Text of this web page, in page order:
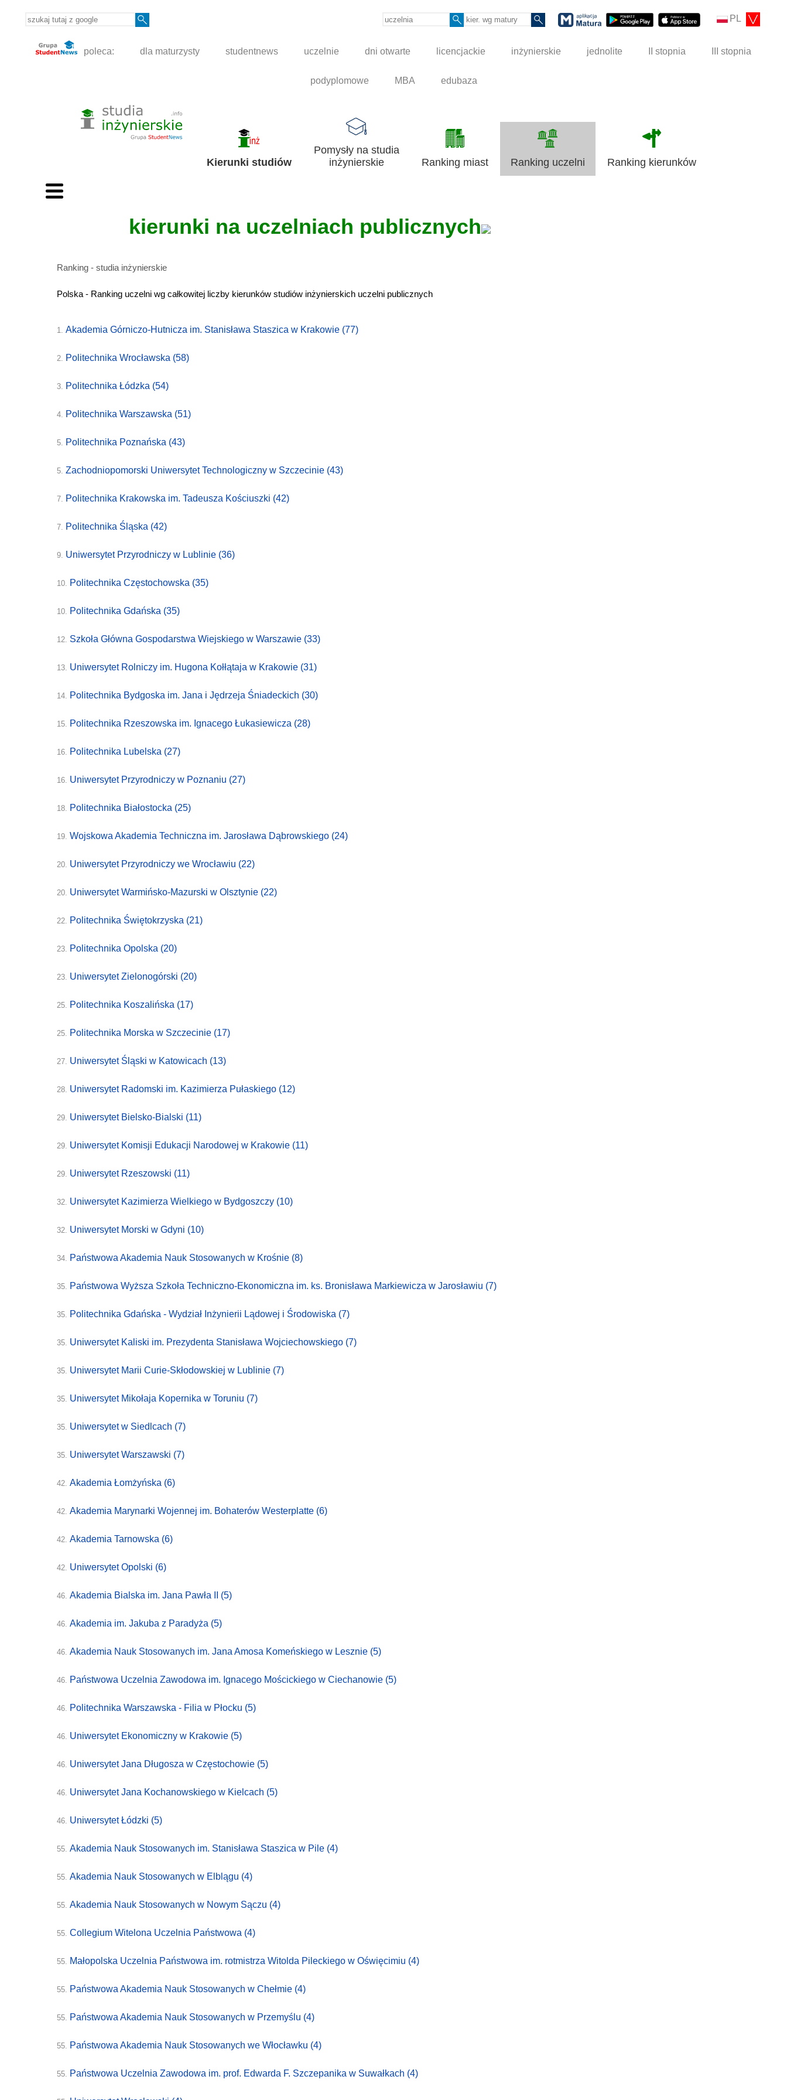
PL
poleca: dla maturzysty studentnews uczelnie dni otwarte licencjackie inżynierskie jednolite II stopnia III stopnia
podyplomowe MBA edubaza
Kierunki studiów
Pomysły na studia
inżynierskie
Ranking miast Ranking uczelni Ranking kierunków
kierunki na uczelniach publicznych
Ranking - studia inżynierskie
Polska - Ranking uczelni wg całkowitej liczby kierunków studiów inżynierskich uczelni publicznych
1. Akademia Górniczo-Hutnicza im. Stanisława Staszica w Krakowie (77)
2. Politechnika Wrocławska (58)
3. Politechnika Łódzka (54)
4. Politechnika Warszawska (51)
5. Politechnika Poznańska (43)
5. Zachodniopomorski Uniwersytet Technologiczny w Szczecinie (43)
7. Politechnika Krakowska im. Tadeusza Kościuszki (42)
7. Politechnika Śląska (42)
9. Uniwersytet Przyrodniczy w Lublinie (36)
10. Politechnika Częstochowska (35)
10. Politechnika Gdańska (35)
12. Szkoła Główna Gospodarstwa Wiejskiego w Warszawie (33)
13. Uniwersytet Rolniczy im. Hugona Kołłątaja w Krakowie (31)
14. Politechnika Bydgoska im. Jana i Jędrzeja Śniadeckich (30)
15. Politechnika Rzeszowska im. Ignacego Łukasiewicza (28)
16. Politechnika Lubelska (27)
16. Uniwersytet Przyrodniczy w Poznaniu (27)
18. Politechnika Białostocka (25)
19. Wojskowa Akademia Techniczna im. Jarosława Dąbrowskiego (24)
20. Uniwersytet Przyrodniczy we Wrocławiu (22)
20. Uniwersytet Warmińsko-Mazurski w Olsztynie (22)
22. Politechnika Świętokrzyska (21)
23. Politechnika Opolska (20)
23. Uniwersytet Zielonogórski (20)
25. Politechnika Koszalińska (17)
25. Politechnika Morska w Szczecinie (17)
27. Uniwersytet Śląski w Katowicach (13)
28. Uniwersytet Radomski im. Kazimierza Pułaskiego (12)
29. Uniwersytet Bielsko-Bialski (11)
29. Uniwersytet Komisji Edukacji Narodowej w Krakowie (11)
29. Uniwersytet Rzeszowski (11)
32. Uniwersytet Kazimierza Wielkiego w Bydgoszczy (10)
32. Uniwersytet Morski w Gdyni (10)
34. Państwowa Akademia Nauk Stosowanych w Krośnie (8)
35. Państwowa Wyższa Szkoła Techniczno-Ekonomiczna im. ks. Bronisława Markiewicza w Jarosławiu (7)
35. Politechnika Gdańska - Wydział Inżynierii Lądowej i Środowiska (7)
35. Uniwersytet Kaliski im. Prezydenta Stanisława Wojciechowskiego (7)
35. Uniwersytet Marii Curie-Skłodowskiej w Lublinie (7)
35. Uniwersytet Mikołaja Kopernika w Toruniu (7)
35. Uniwersytet w Siedlcach (7)
35. Uniwersytet Warszawski (7)
42. Akademia Łomżyńska (6)
42. Akademia Marynarki Wojennej im. Bohaterów Westerplatte (6)
42. Akademia Tarnowska (6)
42. Uniwersytet Opolski (6)
46. Akademia Bialska im. Jana Pawła II (5)
46. Akademia im. Jakuba z Paradyża (5)
46. Akademia Nauk Stosowanych im. Jana Amosa Komeńskiego w Lesznie (5)
46. Państwowa Uczelnia Zawodowa im. Ignacego Mościckiego w Ciechanowie (5)
46. Politechnika Warszawska - Filia w Płocku (5)
46. Uniwersytet Ekonomiczny w Krakowie (5)
46. Uniwersytet Jana Długosza w Częstochowie (5)
46. Uniwersytet Jana Kochanowskiego w Kielcach (5)
46. Uniwersytet Łódzki (5)
55. Akademia Nauk Stosowanych im. Stanisława Staszica w Pile (4)
55. Akademia Nauk Stosowanych w Elblągu (4)
55. Akademia Nauk Stosowanych w Nowym Sączu (4)
55. Collegium Witelona Uczelnia Państwowa (4)
55. Małopolska Uczelnia Państwowa im. rotmistrza Witolda Pileckiego w Oświęcimiu (4)
55. Państwowa Akademia Nauk Stosowanych w Chełmie (4)
55. Państwowa Akademia Nauk Stosowanych w Przemyślu (4)
55. Państwowa Akademia Nauk Stosowanych we Włocławku (4)
55. Państwowa Uczelnia Zawodowa im. prof. Edwarda F. Szczepanika w Suwałkach (4)